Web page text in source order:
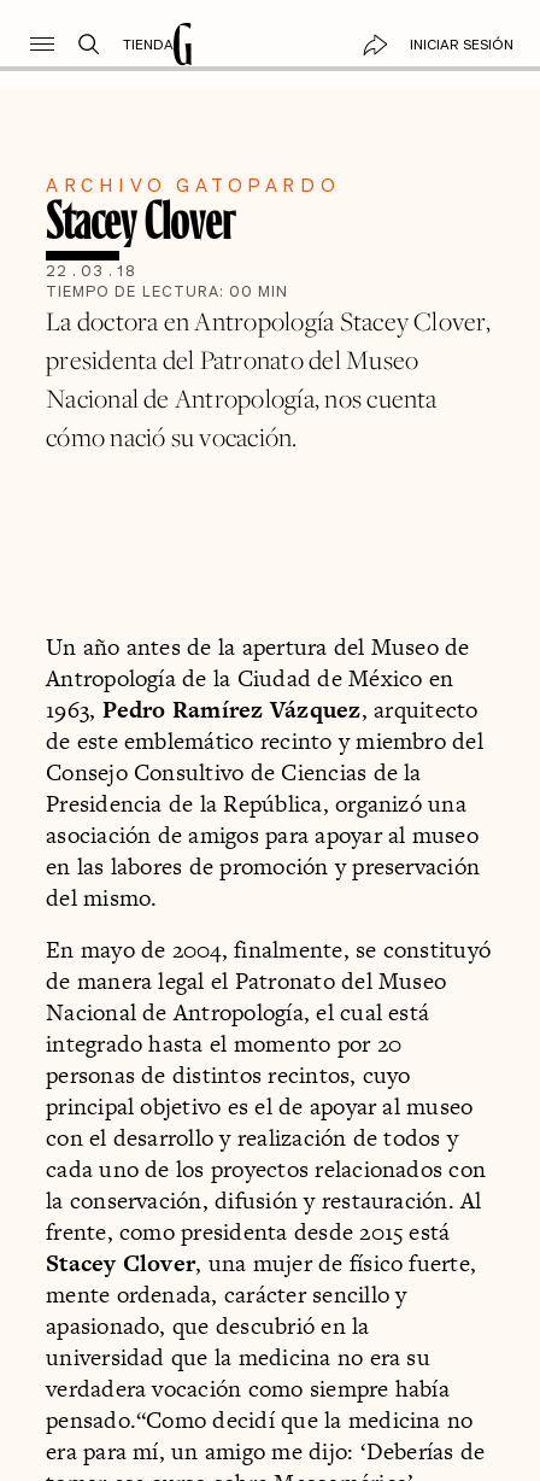
TIENDA INICIAR SESIÓN
ARCHIVO GATOPARDO
Stacey Clover
22 . 03 . 18
TIEMPO DE LECTURA: 00 MIN
La doctora en Antropología Stacey Clover,
presidenta del Patronato del Museo
Nacional de Antropología, nos cuenta
cómo nació su vocación.
Un año antes de la apertura del Museo de
Antropología de la Ciudad de México en
1963, Pedro Ramírez Vázquez, arquitecto
de este emblemático recinto y miembro del
Consejo Consultivo de Ciencias de la
Presidencia de la República, organizó una
asociación de amigos para apoyar al museo
en las labores de promoción y preservación
del mismo.
En mayo de 2004, finalmente, se constituyó
de manera legal el Patronato del Museo
Nacional de Antropología, el cual está
integrado hasta el momento por 20
personas de distintos recintos, cuyo
principal objetivo es el de apoyar al museo
con el desarrollo y realización de todos y
cada uno de los proyectos relacionados con
la conservación, difusión y restauración. Al
frente, como presidenta desde 2015 está
Stacey Clover, una mujer de físico fuerte,
mente ordenada, carácter sencillo y
apasionado, que descubrió en la
universidad que la medicina no era su
verdadera vocación como siempre había
pensado.“Como decidí que la medicina no
era para mí, un amigo me dijo: ‘Deberías de